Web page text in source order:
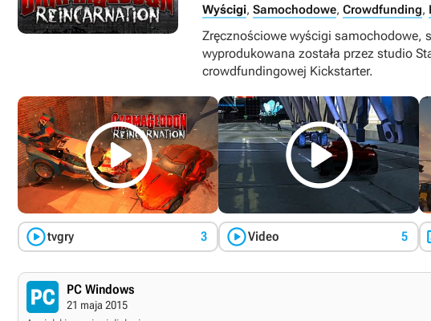
Wyścigi, Samochodowe, Crowdfunding,
Zręcznościowe wyścigi samochodowe,
wyprodukowana została przez studio
crowdfundingowej Kickstarter.

tvgry 3

Video 5
PC Windows
21 maja 2015